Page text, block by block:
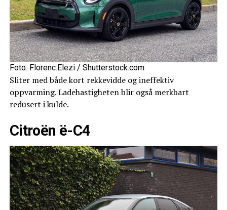
Foto: Florenc.Elezi / Shutterstock.com
Sliter med både kort rekkevidde og ineffektiv
oppvarming. Ladehastigheten blir også merkbart
redusert i kulde.
Citroën ë-C4